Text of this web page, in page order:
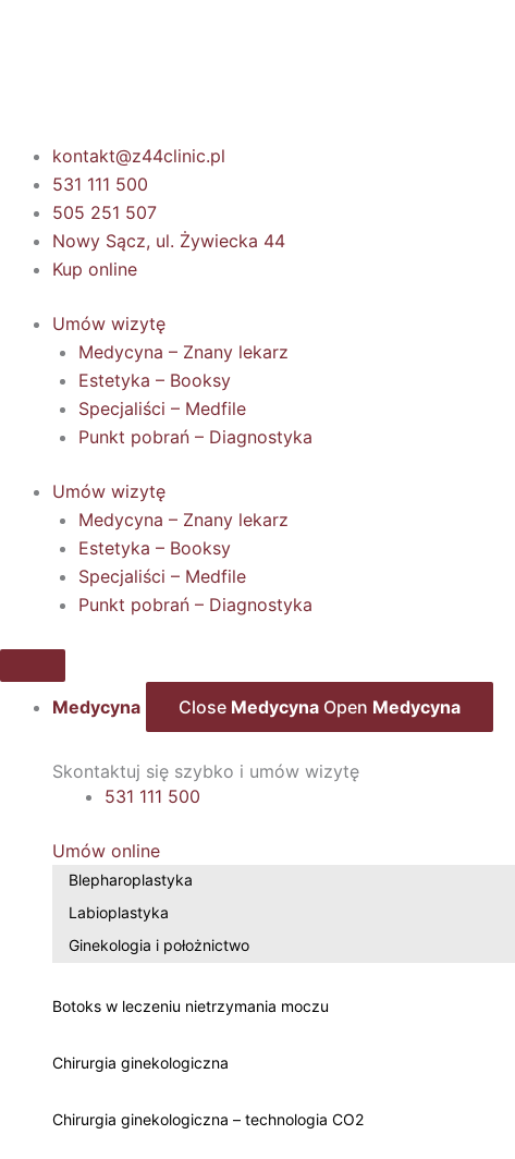
kontakt@z44clinic.pl
531 111 500
505 251 507
Nowy Sącz, ul. Żywiecka 44
Kup online
Umów wizytę
Medycyna – Znany lekarz
Estetyka – Booksy
Specjaliści – Medfile
Punkt pobrań – Diagnostyka
Umów wizytę
Medycyna – Znany lekarz
Estetyka – Booksy
Specjaliści – Medfile
Punkt pobrań – Diagnostyka
Medycyna Close Medycyna Open Medycyna
Skontaktuj się szybko i umów wizytę
531 111 500
Umów online
Blepharoplastyka
Labioplastyka
Ginekologia i położnictwo
Botoks w leczeniu nietrzymania moczu
Chirurgia ginekologiczna
Chirurgia ginekologiczna – technologia CO2